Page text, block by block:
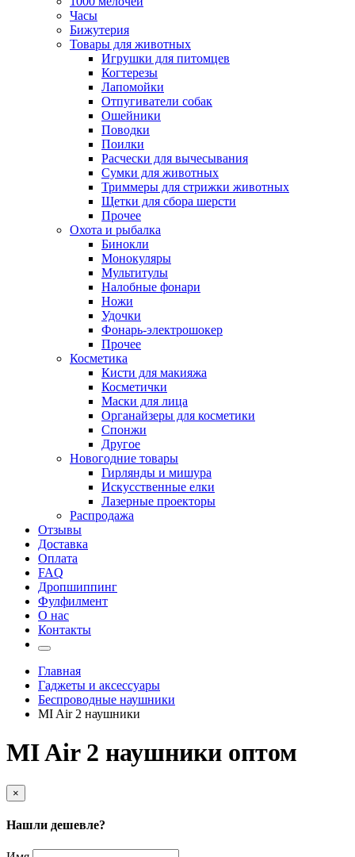
Часы
Бижутерия
Товары для животных
Игрушки для питомцев
Когтерезы
Лапомойки
Отпугиватели собак
Ошейники
Поводки
Поилки
Расчески для вычесывания
Сумки для животных
Триммеры для стрижки животных
Щетки для сбора шерсти
Прочее
Охота и рыбалка
Бинокли
Монокуляры
Мультитулы
Налобные фонари
Ножи
Удочки
Фонарь-электрошокер
Прочее
Косметика
Кисти для макияжа
Косметички
Маски для лица
Органайзеры для косметики
Спонжи
Другое
Новогодние товары
Гирлянды и мишура
Искусственные елки
Лазерные проекторы
Распродажа
Отзывы
Доставка
Оплата
FAQ
Дропшиппинг
Фулфилмент
О нас
Контакты
Главная
Гаджеты и аксессуары
Беспроводные наушники
MI Air 2 наушники
MI Air 2 наушники оптом
×
Нашли дешевле?